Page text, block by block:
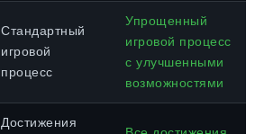
Стандартный
игровой
процесс
Упрощенный
игровой процесс
с улучшенными
возможностями
Достижения